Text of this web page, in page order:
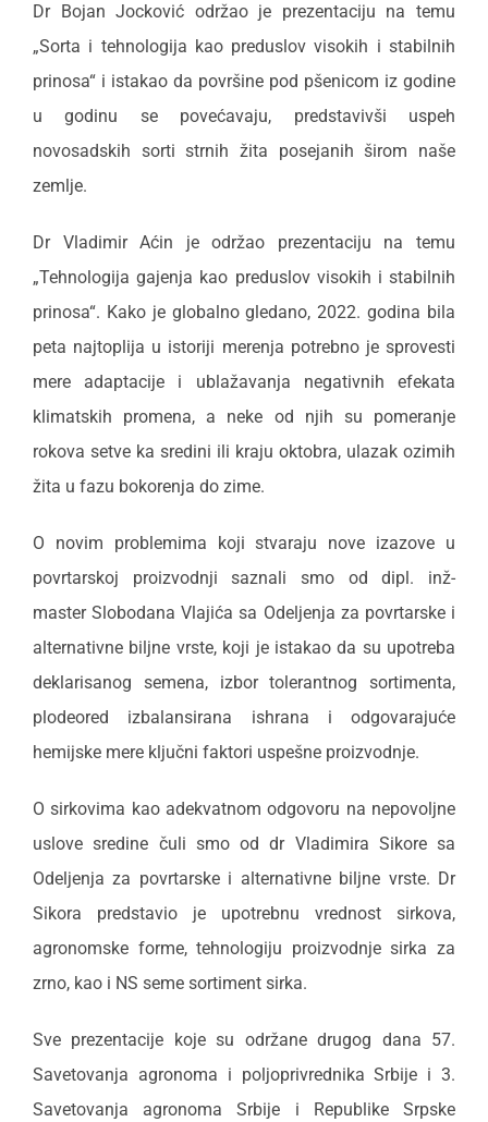
Dr Bojan Jocković održao je prezentaciju na temu
„Sorta i tehnologija kao preduslov visokih i stabilnih
prinosa“ i istakao da površine pod pšenicom iz godine
u godinu se povećavaju, predstavivši uspeh
novosadskih sorti strnih žita posejanih širom naše
zemlje.
Dr Vladimir Aćin je održao prezentaciju na temu
„Tehnologija gajenja kao preduslov visokih i stabilnih
prinosa“. Kako je globalno gledano, 2022. godina bila
peta najtoplija u istoriji merenja potrebno je sprovesti
mere adaptacije i ublažavanja negativnih efekata
klimatskih promena, a neke od njih su pomeranje
rokova setve ka sredini ili kraju oktobra, ulazak ozimih
žita u fazu bokorenja do zime.
O novim problemima koji stvaraju nove izazove u
povrtarskoj proizvodnji saznali smo od dipl. inž-
master Slobodana Vlajića sa Odeljenja za povrtarske i
alternativne biljne vrste, koji je istakao da su upotreba
deklarisanog semena, izbor tolerantnog sortimenta,
plodeored izbalansirana ishrana i odgovarajuće
hemijske mere ključni faktori uspešne proizvodnje.
O sirkovima kao adekvatnom odgovoru na nepovoljne
uslove sredine čuli smo od dr Vladimira Sikore sa
Odeljenja za povrtarske i alternativne biljne vrste. Dr
Sikora predstavio je upotrebnu vrednost sirkova,
agronomske forme, tehnologiju proizvodnje sirka za
zrno, kao i NS seme sortiment sirka.
Sve prezentacije koje su održane drugog dana 57.
Savetovanja agronoma i poljoprivrednika Srbije i 3.
Savetovanja agronoma Srbije i Republike Srpske